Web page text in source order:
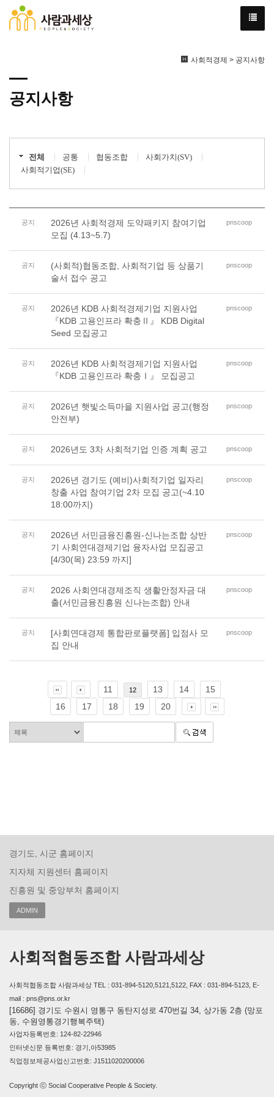
사회적경제 > 공지사항
공지사항
전체 공통 협동조합
사회가치(SV)
사회적기업(SE)
공지
2026년 사회적경제 도약패키지 참여기업
모집 (4.13~5.7)
pnscoop
공지
(사회적)협동조합, 사회적기업 등 상품기
술서 접수 공고
pnscoop
공지
2026년 KDB 사회적경제기업 지원사업
『KDB 고용인프라 확충Ⅱ』 KDB Digital
Seed 모집공고
pnscoop
공지
2026년 KDB 사회적경제기업 지원사업
『KDB 고용인프라 확충Ⅰ』 모집공고
pnscoop
공지
2026년 햇빛소득마을 지원사업 공고(행정
안전부)
pnscoop
공지 2026년도 3차 사회적기업 인증 계획 공고 pnscoop
공지
2026년 경기도 (예비)사회적기업 일자리
창출 사업 참여기업 2차 모집 공고(~4.10
18:00까지)
pnscoop
공지
2026년 서민금융진흥원-신나는조합 상반
기 사회연대경제기업 융자사업 모집공고
[4/30(목) 23:59 까지]
pnscoop
공지
2026 사회연대경제조직 생활안정자금 대
출(서민금융진흥원 신나는조합) 안내
pnscoop
공지
[사회연대경제 통합판로플랫폼] 입점사 모
집 안내
pnscoop
11 12 13 14
15
16
17 18 19 20
경기도, 시군 홈페이지
지자체 지원센터 홈페이지
진흥원 및 중앙부처 홈페이지
ADMIN
사회적협동조합 사람과세상
사회적협동조합 사람과세상 TEL : 031-894-5120,5121,5122, FAX : 031-894-5123, E-
mail : pns@pns.or.kr
[16686] 경기도 수원시 영통구 동탄지성로 470번길 34, 상가동 2층 (망포
동, 수원영통경기행복주택)
사업자등록번호: 124-82-22946
인터넷신문 등록번호: 경기,아53985
직업정보제공사업신고번호: J1511020200006
Copyright ⓒ Social Cooperative People & Society.